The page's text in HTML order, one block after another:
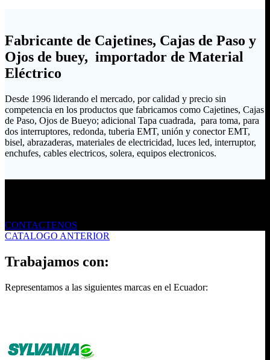
Fabricante de Cajetines, Cajas de Paso y
Ojos de buey, importador de Material
Eléctrico
Desde 1996 liderando el mercado, por calidad y precio sin
competencia en los productos que fabricamos como Cajetines, Cajas
de Paso, Ojos de Bueyo; adicional Tapa cuadrada, para toma, para
dos interruptores, redonda, tuberia EMT, unión y conector EMT,
bisel, abrazaderas, materiales de electricidad, luces led, interruptor,
enchufes, cables electricos, solera, equipos electronicos.
CONTACTENOS
CATALOGO ANTERIOR
Trabajamos con:
Representamos a las siguientes marcas en el Ecuador: